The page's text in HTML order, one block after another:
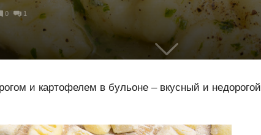
0 1
и картофелем в бульоне – вкусный и недорогой